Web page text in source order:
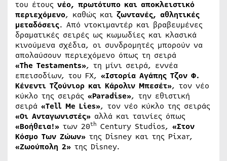
του έτους νέο, πρωτότυπο και αποκλειστικό
περιεχόμενο, καθώς και ζωντανές, αθλητικές
μεταδόσεις. Από ντοκιμαντέρ και βραβευμένες
δραματικές σειρές ως κωμωδίες και κλασικά
κινούμενα σχέδια, οι συνδρομητές μπορούν να
απολαύσουν περιεχόμενο όπως τη σειρά
«The Testaments», τη μίνι σειρά, εννέα
επεισοδίων, του FX, «Ιστορία Αγάπης Τζον Φ.
Κένεντι Τζούνιορ και Κάρολιν Μπεσέτ», τον νέο
κύκλο της σειράς «Paradise», την εθιστική
σειρά «Tell Me Lies», τον νέο κύκλο της σειράς
«Οι Ανταγωνιστές» αλλά και ταινίες όπως
«Βοήθεια!» των 20th Century Studios, «Στον
Κόσμο Tων Ζώων» της Disney και της Pixar,
«Ζωούπολη 2» της Disney.